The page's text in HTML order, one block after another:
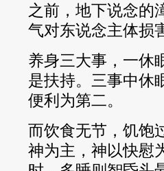
之前，地下说念的
气对东说念主体损
养身三大事，一休
是扶持。三事中休
便利为第二。
而饮食无节，饥饱
神为主，神以快慰